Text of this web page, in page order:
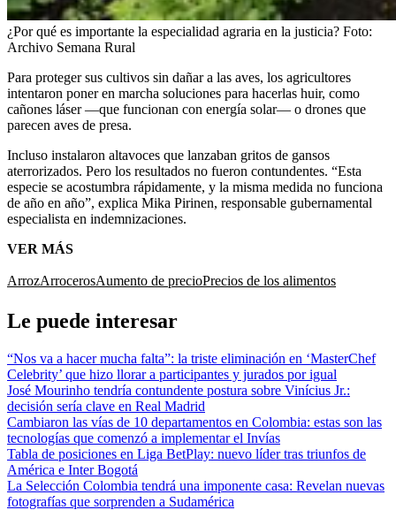
¿Por qué es importante la especialidad agraria en la justicia? Foto:
Archivo Semana Rural
Para proteger sus cultivos sin dañar a las aves, los agricultores
intentaron poner en marcha soluciones para hacerlas huir, como
cañones láser —que funcionan con energía solar— o drones que
parecen aves de presa.
Incluso instalaron altavoces que lanzaban gritos de gansos
aterrorizados. Pero los resultados no fueron contundentes. “Esta
especie se acostumbra rápidamente, y la misma medida no funciona
de año en año”, explica Mika Pirinen, responsable gubernamental
especialista en indemnizaciones.
VER MÁS
ArrozArrocerosAumento de precioPrecios de los alimentos
Le puede interesar
“Nos va a hacer mucha falta”: la triste eliminación en ‘MasterChef
Celebrity’ que hizo llorar a participantes y jurados por igual
José Mourinho tendría contundente postura sobre Vinícius Jr.:
decisión sería clave en Real Madrid
Cambiaron las vías de 10 departamentos en Colombia: estas son las
tecnologías que comenzó a implementar el Invías
Tabla de posiciones en Liga BetPlay: nuevo líder tras triunfos de
América e Inter Bogotá
La Selección Colombia tendrá una imponente casa: Revelan nuevas
fotografías que sorprenden a Sudamérica